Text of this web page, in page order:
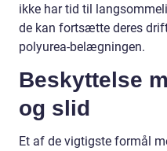
ikke har tid til
de kan fortsætte deres
polyurea-belægningen.
Beskyttelse
og slid
Et af de vigtigste formål